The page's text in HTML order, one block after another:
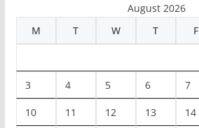
August 2026
M
T W T F
3 4 5 6 7
10 11 12 13 14